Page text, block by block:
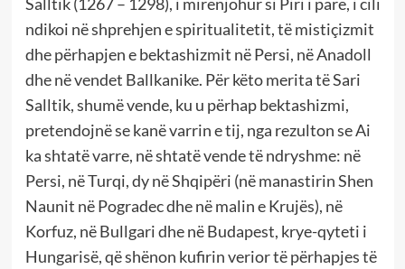
ndikoi në shprehjen e spiritualitetit, të mistiçizmit
dhe përhapjen e bektashizmit në Persi, në Anadoll
dhe në vendet Ballkanike. Për këto merita të Sari
Salltik, shumë vende, ku u përhap bektashizmi,
pretendojnë se kanë varrin e tij, nga rezulton se Ai
ka shtatë varre, në shtatë vende të ndryshme: në
Persi, në Turqi, dy në Shqipëri (në manastirin Shen
Naunit në Pogradec dhe në malin e Krujës), në
Korfuz, në Bullgari dhe në Budapest, krye-qyteti i
Hungarisë, që shënon kufirin verior të përhapjes të